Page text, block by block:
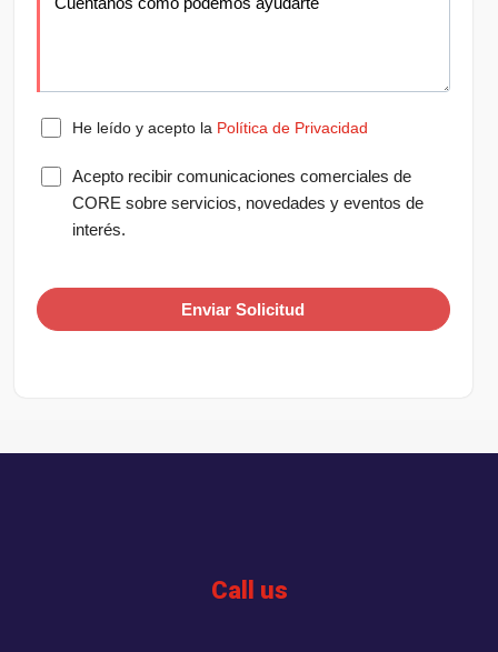
He leído y acepto la Política de Privacidad
Acepto recibir comunicaciones comerciales de
CORE sobre servicios, novedades y eventos de
interés.
Call us